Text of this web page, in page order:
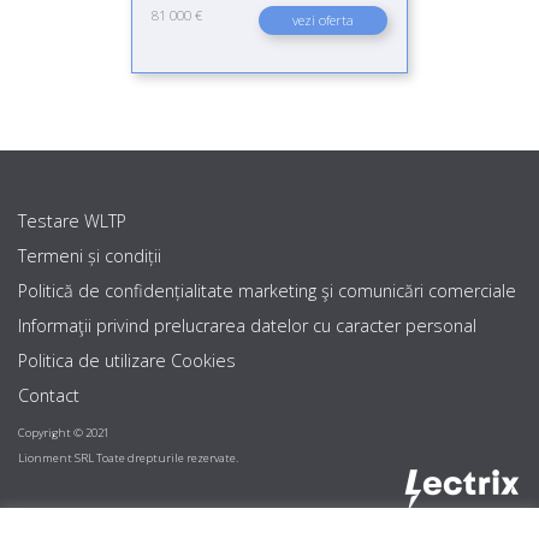
81 000 € vezi oferta
Testare WLTP
Termeni și condiții
Politică de confidențialitate marketing şi comunicări comerciale
Informaţii privind prelucrarea datelor cu caracter personal
Politica de utilizare Cookies
Contact
Copyright © 2021
Lionment SRL Toate drepturile rezervate.